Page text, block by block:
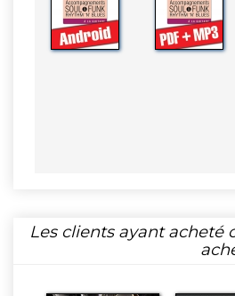
Les clients ayant